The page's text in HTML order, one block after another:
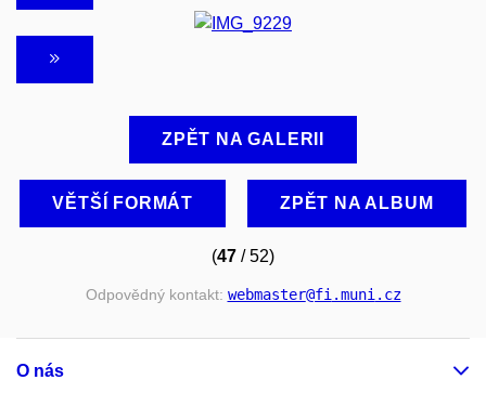
ZPĚT NA GALERII
VĚTŠÍ FORMÁT ZPĚT NA ALBUM
(47 / 52)
Odpovědný kontakt: webmaster@fi.muni.cz
O nás